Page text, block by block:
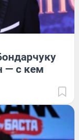
— с кем